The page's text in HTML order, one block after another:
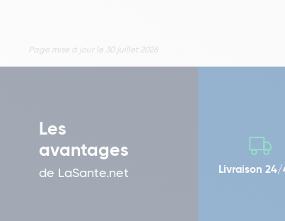
Page mise à jour le 30 juillet 2026
Les
avantages
de LaSante.net Livraison 24/